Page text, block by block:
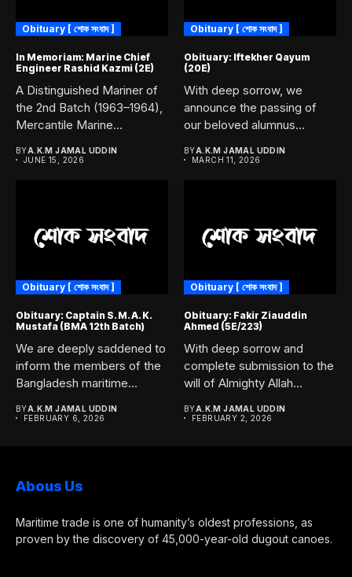
Obituary [ শোক সংবাদ ]
In Memoriam: Marine Chief
Engineer Rashid Kazmi (2E)
A Distinguished Mariner of
the 2nd Batch (1963–1964),
Mercantile Marine
BYA.K.M JAMAL UDDIN
JUNE 15, 2026
Obituary [ শোক সংবাদ ]
Obituary: Iftekher Qayum
(20E)
With deep sorrow, we
announce the passing of
our beloved alumnus
BYA.K.M JAMAL UDDIN
MARCH 11, 2026
Obituary [ শোক সংবাদ ]
Obituary: Captain S. M. A. K.
Mustafa (BMA 12th Batch)
We are deeply saddened to
inform the members of the
Bangladesh maritime...
BYA.K.M JAMAL UDDIN
FEBRUARY 6, 2026
Obituary [ শোক সংবাদ ]
Obituary: Fakir Ziauddin
Ahmed (5E/223)
With deep sorrow and
complete submission to the
will of Almighty Allah...
BYA.K.M JAMAL UDDIN
FEBRUARY 2, 2026
Abous Us
Maritime trade is one of humanity’s oldest professions, as
proven by the discovery of 45,000-year-old dugout canoes.